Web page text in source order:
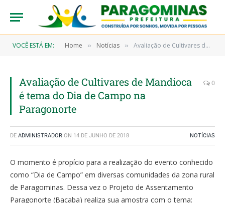
VOCÊ ESTÁ EM: Home » Notícias » Avaliação de Cultivares de Mandioca é tema do Dia de Campo na Paragonorte
Avaliação de Cultivares de Mandioca
é tema do Dia de Campo na
Paragonorte
0
DE ADMINISTRADOR ON 14 DE JUNHO DE 2018 NOTÍCIAS
O momento é propício para a realização do evento conhecido
como “Dia de Campo” em diversas comunidades da zona rural
de Paragominas. Dessa vez o Projeto de Assentamento
Paragonorte (Bacaba) realiza sua amostra com o tema: